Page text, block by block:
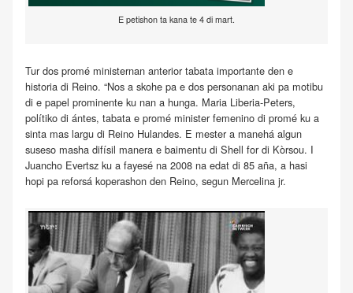
E petishon ta kana te 4 di mart.
Tur dos promé ministernan anterior tabata importante den e
historia di Reino. “Nos a skohe pa e dos personanan aki pa motibu
di e papel prominente ku nan a hunga. Maria Liberia-Peters,
polítiko di ántes, tabata e promé minister femenino di promé ku a
sinta mas largu di Reino Hulandes. E mester a manehá algun
suseso masha difísil manera e baimentu di Shell for di Kòrsou. I
Juancho Evertsz ku a fayesé na 2008 na edat di 85 aña, a hasi
hopi pa reforsá koperashon den Reino, segun Mercelina jr.